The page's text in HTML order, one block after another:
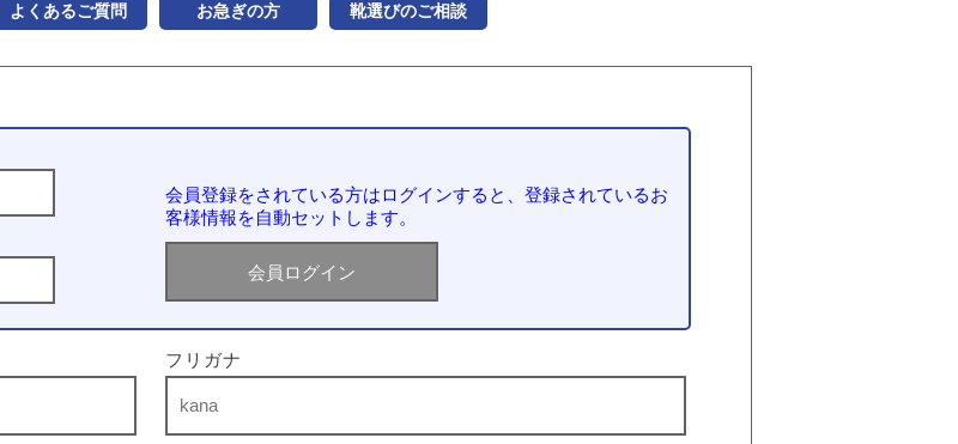
よくあるご質問 お急ぎの方 靴選びのご相談
会員登録をされている方はログインすると、登録されているお
客様情報を自動セットします。
フリガナ